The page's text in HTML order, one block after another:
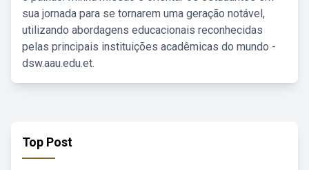
sua jornada para se tornarem uma geração notável,
utilizando abordagens educacionais reconhecidas
pelas principais instituições acadêmicas do mundo -
dsw.aau.edu.et.
Top Post